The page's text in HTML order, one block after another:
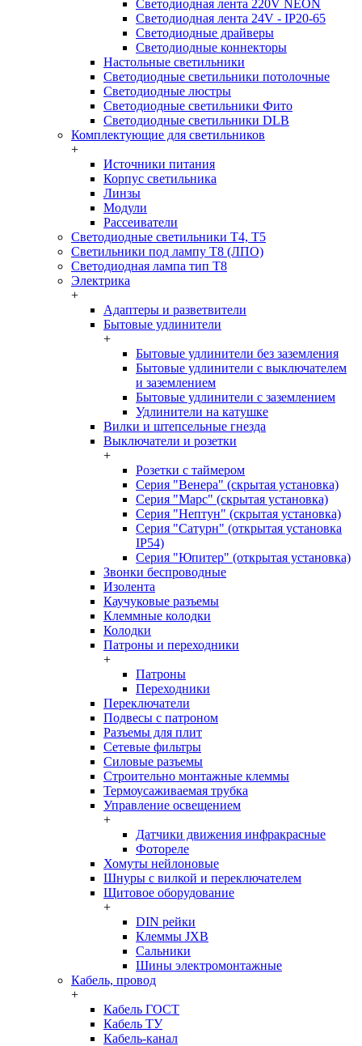
Светодиодная лента 220V NEON
Светодиодная лента 24V - IP20-65
Светодиодные драйверы
Светодиодные коннекторы
Настольные светильники
Светодиодные светильники потолочные
Светодиодные люстры
Светодиодные светильники Фито
Светодиодные светильники DLB
Комплектующие для светильников
+
Источники питания
Корпус светильника
Линзы
Модули
Рассеиватели
Светодиодные светильники T4, T5
Светильники под лампу Т8 (ЛПО)
Светодиодная лампа тип T8
Электрика
+
Адаптеры и разветвители
Бытовые удлинители
+
Бытовые удлинители без заземления
Бытовые удлинители с выключателем
и заземлением
Бытовые удлинители с заземлением
Удлинители на катушке
Вилки и штепсельные гнезда
Выключатели и розетки
+
Розетки с таймером
Серия "Венера" (скрытая установка)
Серия "Марс" (скрытая установка)
Серия "Нептун" (скрытая установка)
Серия "Сатурн" (открытая установка
IP54)
Серия "Юпитер" (открытая установка)
Звонки беспроводные
Изолента
Каучуковые разъемы
Клеммные колодки
Колодки
Патроны и переходники
+
Патроны
Переходники
Переключатели
Подвесы с патроном
Разъемы для плит
Сетевые фильтры
Силовые разъемы
Строительно монтажные клеммы
Термоусаживаемая трубка
Управление освещением
+
Датчики движения инфракрасные
Фотореле
Хомуты нейлоновые
Шнуры с вилкой и переключателем
Щитовое оборудование
+
DIN рейки
Клеммы JXB
Сальники
Шины электромонтажные
Кабель, провод
+
Кабель ГОСТ
Кабель ТУ
Кабель-канал